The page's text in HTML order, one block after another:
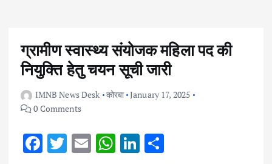
ग्रामीण स्वास्थ्य संयोजक महिला पद की
नियुक्ति हेतु चयन सूची जारी
IMNB News Desk कोरबा January 17, 2025
0 Comments
F T E W Li